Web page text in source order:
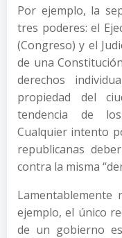
Por ejemplo, la
tres poderes: el
(Congreso) y el
de una
derechos
propiedad del
tendencia de
Cualquier intento
republicanas
contra la misma
ejemplo, el único
de un gobierno